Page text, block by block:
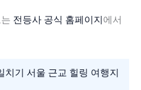
전등사 공식 홈페이지에서
치기 서울 근교 힐링 여행지